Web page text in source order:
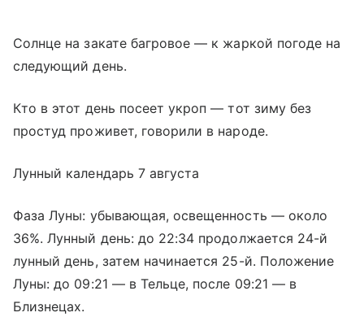
Солнце на закате багровое — к жаркой погоде на
следующий день.
Кто в этот день посеет укроп — тот зиму без
простуд проживет, говорили в народе.
Лунный календарь 7 августа
Фаза Луны: убывающая, освещенность — около
36%. Лунный день: до 22:34 продолжается 24-й
лунный день, затем начинается 25-й. Положение
Луны: до 09:21 — в Тельце, после 09:21 — в
Близнецах.